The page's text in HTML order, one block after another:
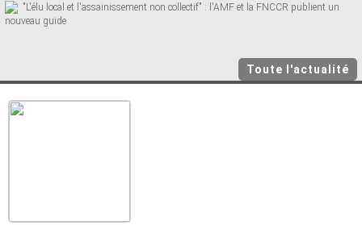
"L'élu local et l'assainissement non collectif" : l'AMF et la FNCCR publient un
nouveau guide
Toute l'actualité